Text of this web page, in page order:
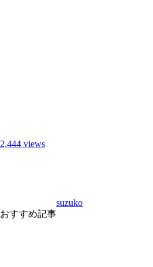
2,444 views
suzuko
おすすめ記事